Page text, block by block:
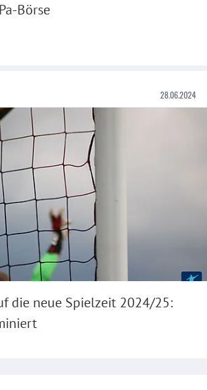
Börse
28.06.2024
die neue Spielzeit 2024/25: